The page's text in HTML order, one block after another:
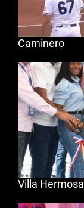
Caminero
Villa Hermosa